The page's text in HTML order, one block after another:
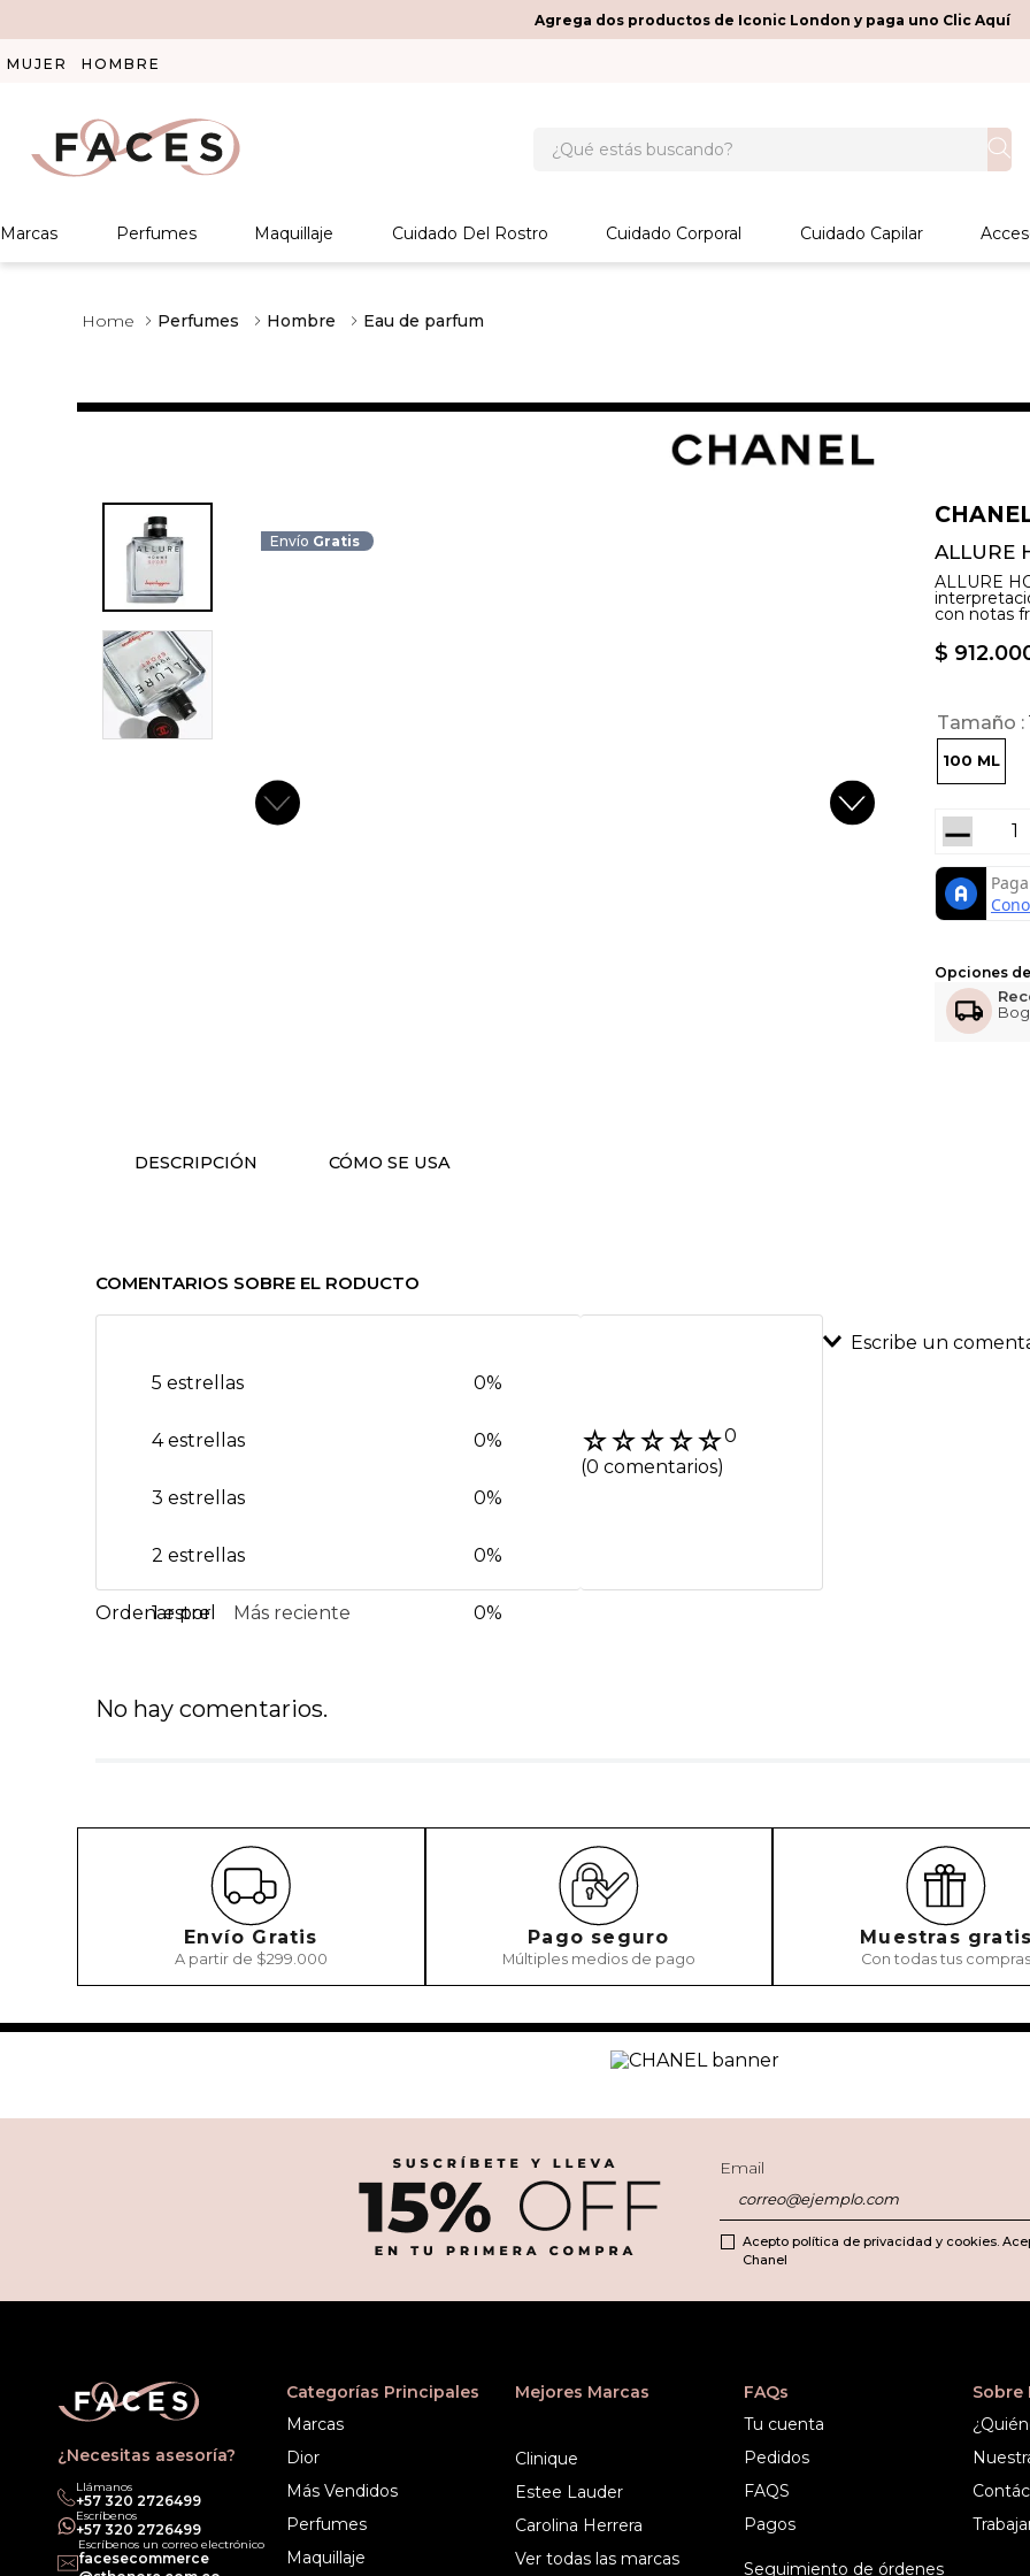
Agrega dos productos de Iconic London y paga uno Clic Aquí
MUJER HOMBRE
Marcas Perfumes Maquillaje Cuidado Del Rostro Cuidado Corporal Cuidado Capilar
Perfumes Hombre Eau de parfum
Envío Gratis ALLURE
ALLURE
con notas
$ 912.
Tamaño
100 ML
－
Opciones
DESCRIPCIÓN CÓMO SE USA
COMENTARIOS SOBRE EL RODUCTO
☆☆☆☆☆0
(0 comentarios)
5 estrellas 0%
4 estrellas 0%
3 estrellas 0%
2 estrellas 0%
1 estrella 0%
Escribe un
ENVIAR
Más reciente
No hay comentarios.
Envío Gratis
A partir de $299.000
Pago seguro
Múltiples medios de pago
Muestras gratis
Con todas tus compras
Email
Acepto política de privacidad y cookies.
Chanel
¿Necesitas asesoría?
Llámanos
‎+57 320 2726499
Escríbenos
‎+57 320 2726499
Escríbenos un correo electrónico
facesecommerce
Categorías Principales
Marcas
Dior
Más Vendidos
Perfumes
Maquillaje
Mejores Marcas
Clinique
Estee Lauder
Carolina Herrera
Ver todas las marcas
FAQs
Tu cuenta
Pedidos
FAQS
Pagos
Seguimiento de órdenes
Sobre